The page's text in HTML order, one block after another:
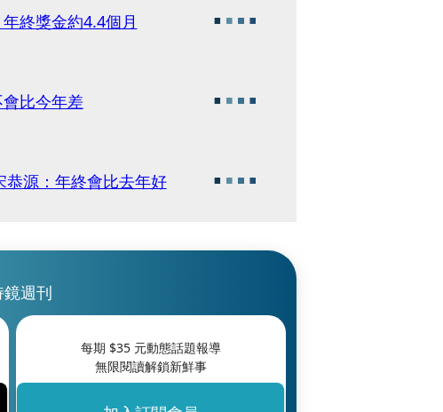
終獎金約4.4個月
會比今年差
源：年終會比去年好
週刊
每期 $35元動態話題報導
無限閱讀解鎖新鮮事